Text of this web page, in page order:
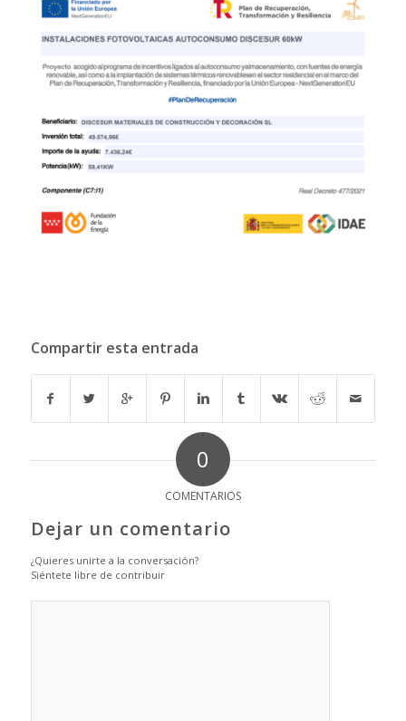
Compartir esta entrada
0
COMENTARIOS
Dejar un comentario
¿Quieres unirte a la conversación?
Siéntete libre de contribuir